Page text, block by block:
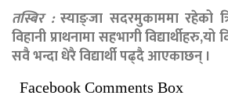
तस्बिर :स्याङ्जा सदरमुकाममा रहेको
विहानी प्राथनामा सहभागी
सवै भन्दा धेरै विद्यार्थी पढ्दै आएकाछन् ।
Facebook Comments Box